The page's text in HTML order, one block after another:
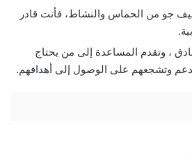
جو من الحماس والنشاط، فأنت قادر
، وتقدم المساعدة إلى من يحتاج
وتشجعهم على الوصول إلى أهدافهم.